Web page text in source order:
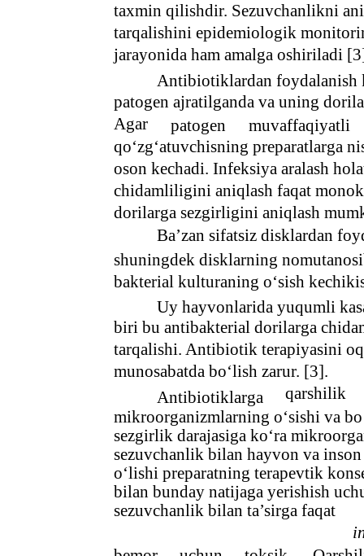
taxmin qilishdir. Sezuvchanlikni
tarqalishini epidemiologik
jarayonida ham amalga oshiriladi
Antibiotiklardan foydalanish
patogen ajratilganda va uning
Agar
patogen
muvaffaqiyatli
qo‘zg‘atuvchisning preparatlarga
oson kechadi. Infeksiya aralash
chidamliligini aniqlash faqat
dorilarga sezgirligini aniqlash
Ba’zan sifatsiz disklardan
shuningdek disklarning
bakterial kulturaning o‘sish
Uy hayvonlarida yuqumli
biri bu antibakterial dorilarga
tarqalishi. Antibiotik terapiyasini
munosabatda bo‘lish zarur. [3].
Antibiotiklarga
qarshilik
mikroorganizmlarning o‘sishi va
sezgirlik darajasiga ko‘ra
sezuvchanlik bilan hayvon va
o‘lishi preparatning terapevtik
bilan bunday natijaga yerishish
sezuvchanlik bilan ta’sirga faqat